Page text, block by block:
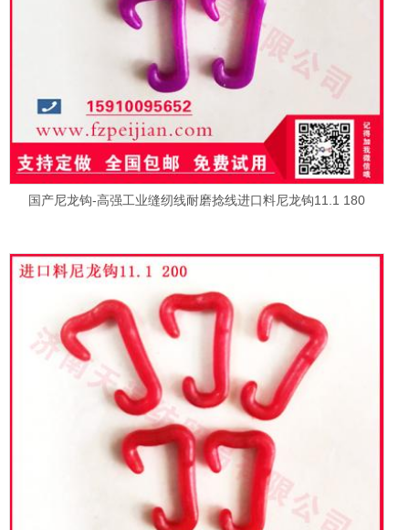
国产尼龙钩-高强工业缝纫线耐磨捻线进口料尼龙钩11.1 180